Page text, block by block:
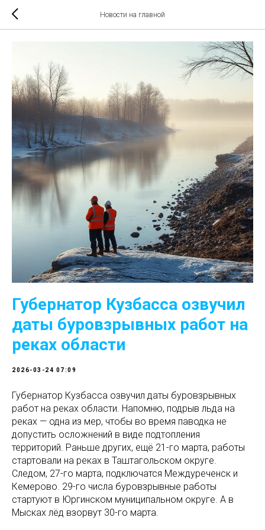
Новости на главной
Губернатор Кузбасса озвучил
даты буровзрывных работ на
реках области
2026-03-24 07:09
Губернатор Кузбасса озвучил даты буровзрывных
работ на реках области. Напомню, подрыв льда на
реках — одна из мер, чтобы во время паводка не
допустить осложнений в виде подтопления
территорий. Раньше других, ещё 21-го марта, работы
стартовали на реках в Таштагольском округе.
Следом, 27-го марта, подключатся Междуреченск и
Кемерово. 29-го числа буровзрывные работы
стартуют в Юргинском муниципальном округе. А в
Мысках лёд взорвут 30-го марта.